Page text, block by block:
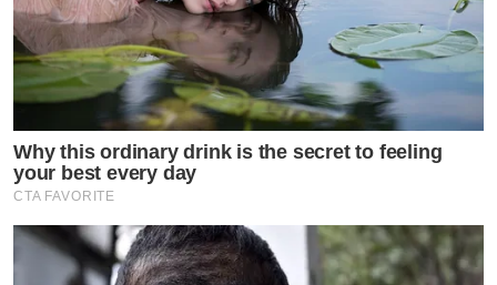
Why this ordinary drink is the secret to feeling
your best every day
CTA FAVORITE